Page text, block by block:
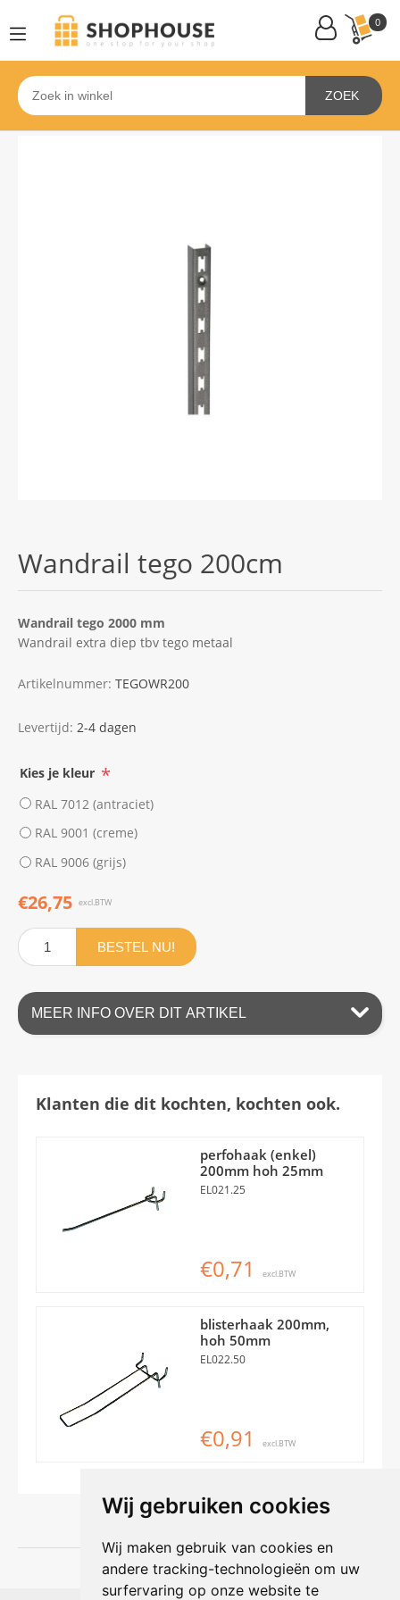
Wij gebruiken cookies
Wij maken gebruik van cookies en
andere tracking-technologieën om uw
surfervaring op onze website te
0
ZOEK
Wandrail tego 200cm
Wandrail tego 2000 mm
Wandrail extra diep tbv tego metaal
Artikelnummer: TEGOWR200
Levertijd: 2-4 dagen
Kies je kleur *
RAL 7012 (antraciet)
RAL 9001 (creme)
RAL 9006 (grijs)
€26,75 excl.BTW
BESTEL NU!
MEER INFO OVER DIT ARTIKEL
Klanten die dit kochten, kochten ook.
perfohaak (enkel)
200mm hoh 25mm
EL021.25
€0,71 excl.BTW
blisterhaak 200mm,
hoh 50mm
EL022.50
€0,91 excl.BTW